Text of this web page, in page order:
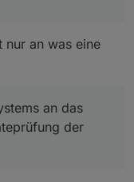
eigentlich immer
Kompromisse
an das
der
nur an was eine
an das
der